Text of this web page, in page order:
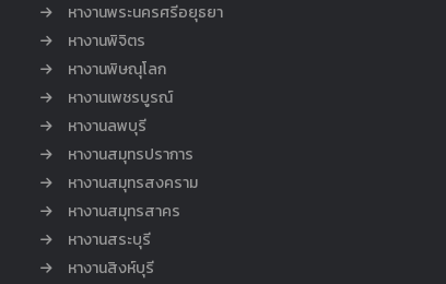
หางานพระนครศรีอยุธยา
หางานพิจิตร
หางานพิษณุโลก
หางานเพชรบูรณ์
หางานลพบุรี
หางานสมุทรปราการ
หางานสมุทรสงคราม
หางานสมุทรสาคร
หางานสระบุรี
หางานสิงห์บุรี